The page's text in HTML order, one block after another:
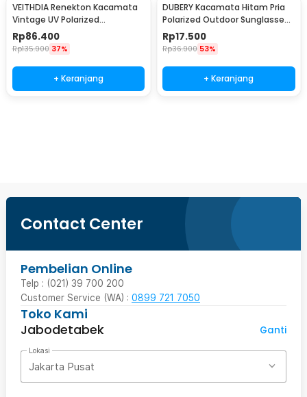
VEITHDIA Renekton Kacamata
Vintage UV Polarized
Sunglasses - 2462
Rp86.400
Rp135.900 37%
+ Keranjang
DUBERY Kacamata Hitam Pria
Polarized Outdoor Sunglasses
- D731-04
Rp17.500
Rp36.900 53%
+ Keranjang
Contact Center
Pembelian Online
Telp : (021) 39 700 200
Customer Service (WA) : 0899 721 7050
Toko Kami
Jabodetabek
Ganti
Lokasi
Jakarta Pusat